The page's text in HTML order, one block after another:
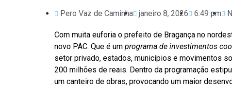
Pero Vaz de Caminha janeiro 8, 2026 6:49 pm
Com muita euforia o prefeito de Bragança no
novo PAC. Que é um programa de investimentos
setor privado, estados, municípios e movimentos
200 milhões de reais. Dentro da programação
um canteiro de obras, provocando um maior